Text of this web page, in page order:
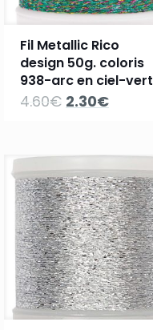
Fil Metallic Rico
design 50g. coloris
938-arc en ciel-vert
4.60€ Le
4.60€.
2.30€Le
2.30€.